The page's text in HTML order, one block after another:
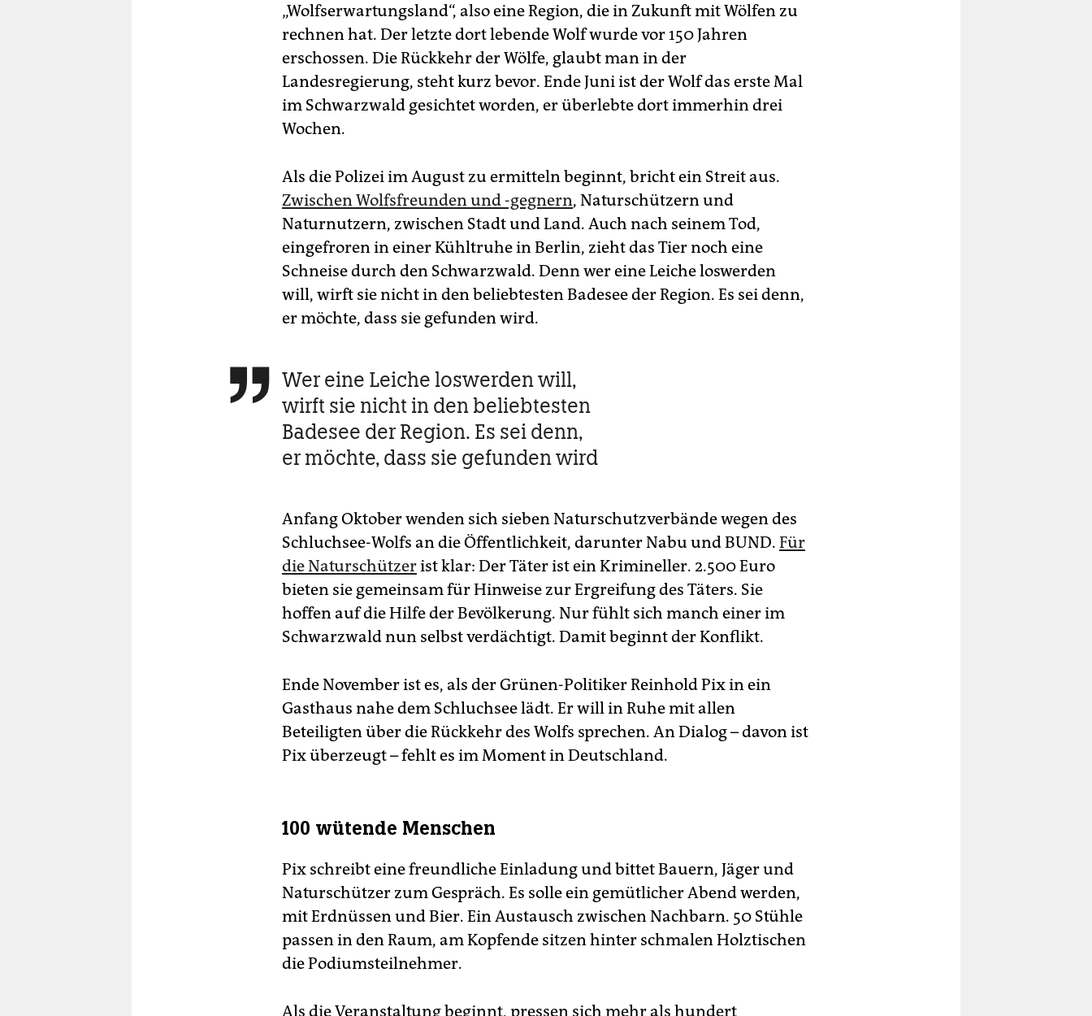
„Wolfserwartungsland“, also eine Region, die in Zukunft mit Wölfen zu
rechnen hat. Der letzte dort lebende Wolf wurde vor 150 Jahren
erschossen. Die Rückkehr der Wölfe, glaubt man in der
Landesregierung, steht kurz bevor. Ende Juni ist der Wolf das erste Mal
im Schwarzwald gesichtet worden, er überlebte dort immerhin drei
Wochen.
Als die Polizei im August zu ermitteln beginnt, bricht ein Streit aus.
Zwischen Wolfsfreunden und -gegnern, Naturschützern und
Naturnutzern, zwischen Stadt und Land. Auch nach seinem Tod,
eingefroren in einer Kühltruhe in Berlin, zieht das Tier noch eine
Schneise durch den Schwarzwald. Denn wer eine Leiche loswerden
will, wirft sie nicht in den beliebtesten Badesee der Region. Es sei denn,
er möchte, dass sie gefunden wird.
 Wer eine Leiche loswerden will,
wirft sie nicht in den beliebtesten
Badesee der Region. Es sei denn,
er möchte, dass sie gefunden wird
Anfang Oktober wenden sich sieben Naturschutzverbände wegen des
Schluchsee-Wolfs an die Öffentlichkeit, darunter Nabu und BUND. Für
die Naturschützerist klar: Der Täter ist ein Krimineller. 2.500 Euro
bieten sie gemeinsam für Hinweise zur Ergreifung des Täters. Sie
hoffen auf die Hilfe der Bevölkerung. Nur fühlt sich manch einer im
Schwarzwald nun selbst verdächtigt. Damit beginnt der Konflikt.
Ende November ist es, als der Grünen-Politiker Reinhold Pix in ein
Gasthaus nahe dem Schluchsee lädt. Er will in Ruhe mit allen
Beteiligten über die Rückkehr des Wolfs sprechen. An Dialog – davon ist
Pix überzeugt – fehlt es im Moment in Deutschland.
100 wütende Menschen
Pix schreibt eine freundliche Einladung und bittet Bauern, Jäger und
Naturschützer zum Gespräch. Es solle ein gemütlicher Abend werden,
mit Erdnüssen und Bier. Ein Austausch zwischen Nachbarn. 50 Stühle
passen in den Raum, am Kopfende sitzen hinter schmalen Holztischen
die Podiumsteilnehmer.
Als die Veranstaltung beginnt, pressen sich mehr als hundert